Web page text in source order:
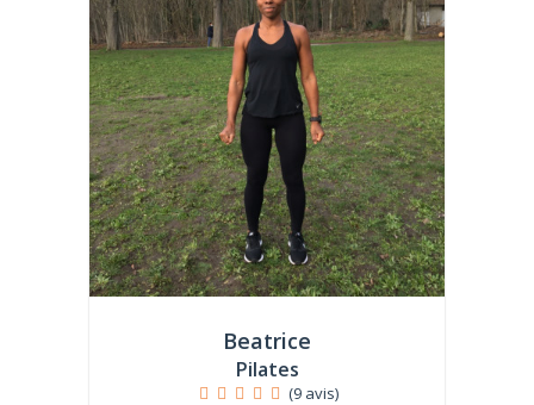
Beatrice
Pilates
(9 avis)